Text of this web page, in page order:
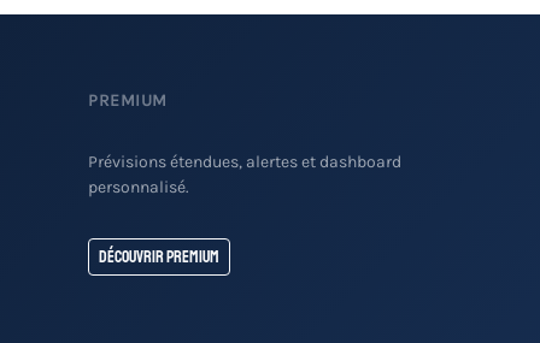
PREMIUM
Prévisions étendues, alertes et dashboard
personnalisé.
Découvrir Premium